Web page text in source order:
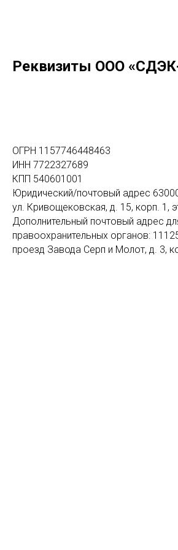
Реквизиты ООО
ОГРН 1157746448463
ИНН 7722327689
КПП 540601001
Юридический/почтовый адрес
ул. Кривощековская, д. 15, корп. 1,
Дополнительный почтовый адрес
правоохранительных органов:
проезд Завода Серп и Молот, д. 3,